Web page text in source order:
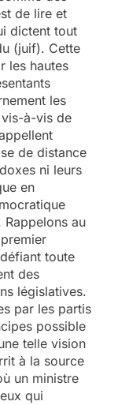
de lire et
dictent tout
(juif). Cette
les hautes
les
à-vis de
de distance
ni leurs
en
au
toute
des
législatives.
par les partis
possible
telle vision
à la source
un ministre
qui